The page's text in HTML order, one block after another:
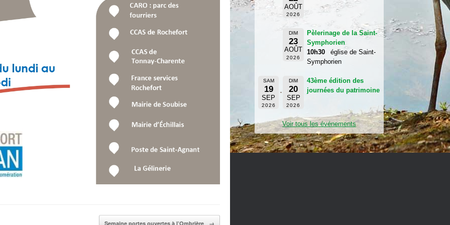
Semaine portes ouvertes à l’Ombrière →
AOÛT
2026
DIM
23
AOÛT
2026
Pèlerinage de la Saint-
Symphorien
10h30
église de Saint-
Symphorien
SAM
19
SEP
2026
DIM
20
SEP
2026
43ème édition des
journées du patrimoine
Voir tous les événements